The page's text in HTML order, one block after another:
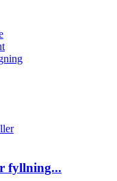
fyllning...